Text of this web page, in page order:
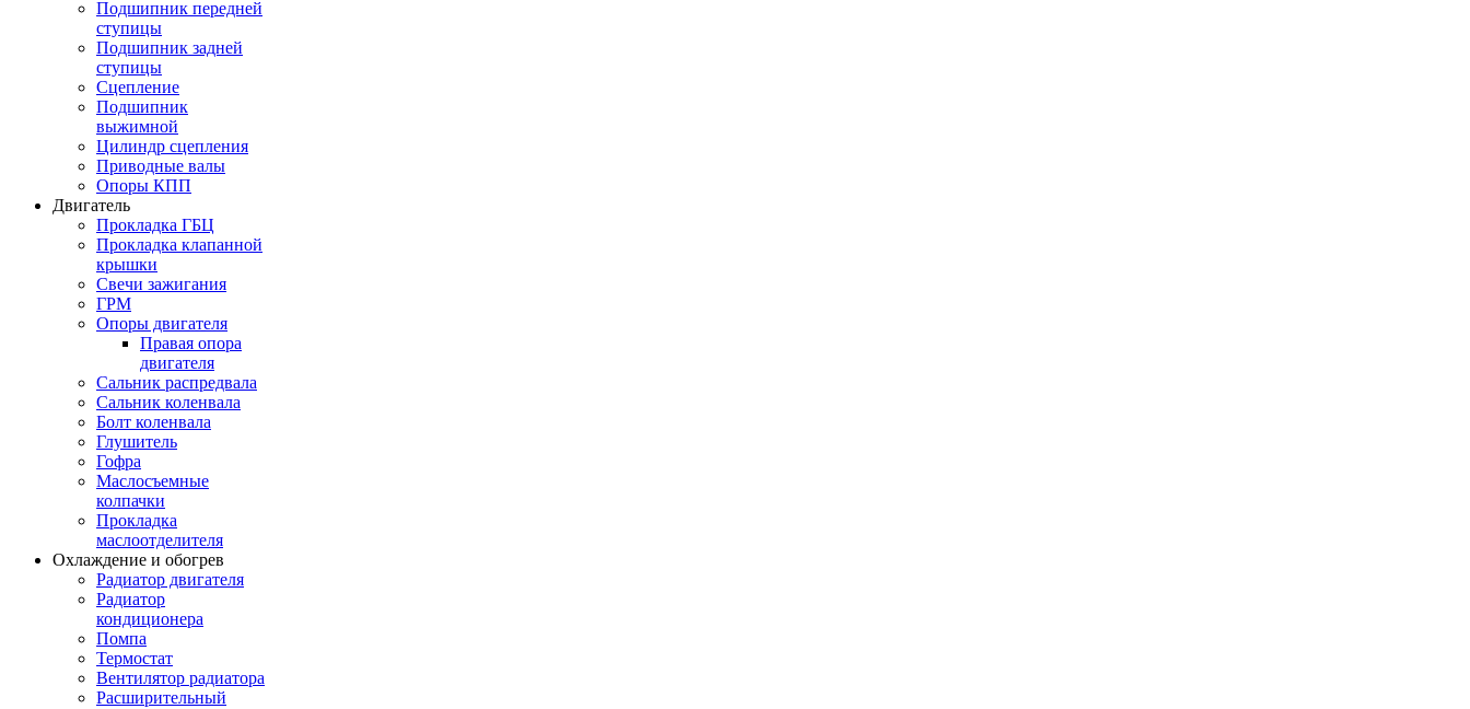
Подшипник передней
ступицы
Подшипник задней
ступицы
Сцепление
Подшипник
выжимной
Цилиндр сцепления
Приводные валы
Опоры КПП
Двигатель
Прокладка ГБЦ
Прокладка клапанной
крышки
Свечи зажигания
ГРМ
Опоры двигателя
Правая опора
двигателя
Сальник распредвала
Сальник коленвала
Болт коленвала
Глушитель
Гофра
Маслосъемные
колпачки
Прокладка
маслоотделителя
Охлаждение и обогрев
Радиатор двигателя
Радиатор
кондиционера
Помпа
Термостат
Вентилятор радиатора
Расширительный